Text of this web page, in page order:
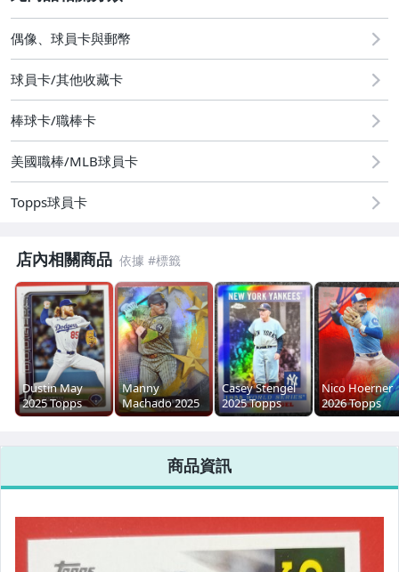
道奇隊 LA Dodgers
Aaron Judge
棒球簽名卡 Relic
台灣大小聯盟球員
王建民/陳金鋒/郭泓志/曹錦輝
NBA
2025 Topps Stadium Club
2026 Topps Series 1 & 2
偶像、球員卡與郵幣
球員卡/其他收藏卡
棒球卡/職棒卡
美國職棒/MLB球員卡
Topps球員卡
店內相關商品
Dustin May
2025 Topps
Update Series
Manny
Machado 2025
Topps Stars of
Casey Stengel
2025 Topps
Chrome
World Series
#55WS-7
Nico Hoerner
2026 Topps
Series 2 Glove
商品資訊